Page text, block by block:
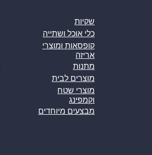
שקיות
כלי אוכל ושתייה
קופסאות ומוצרי
אריזה
מתנות
מוצרים לבית
מוצרי שטח
וקמפינג
מבצעים מיוחדים